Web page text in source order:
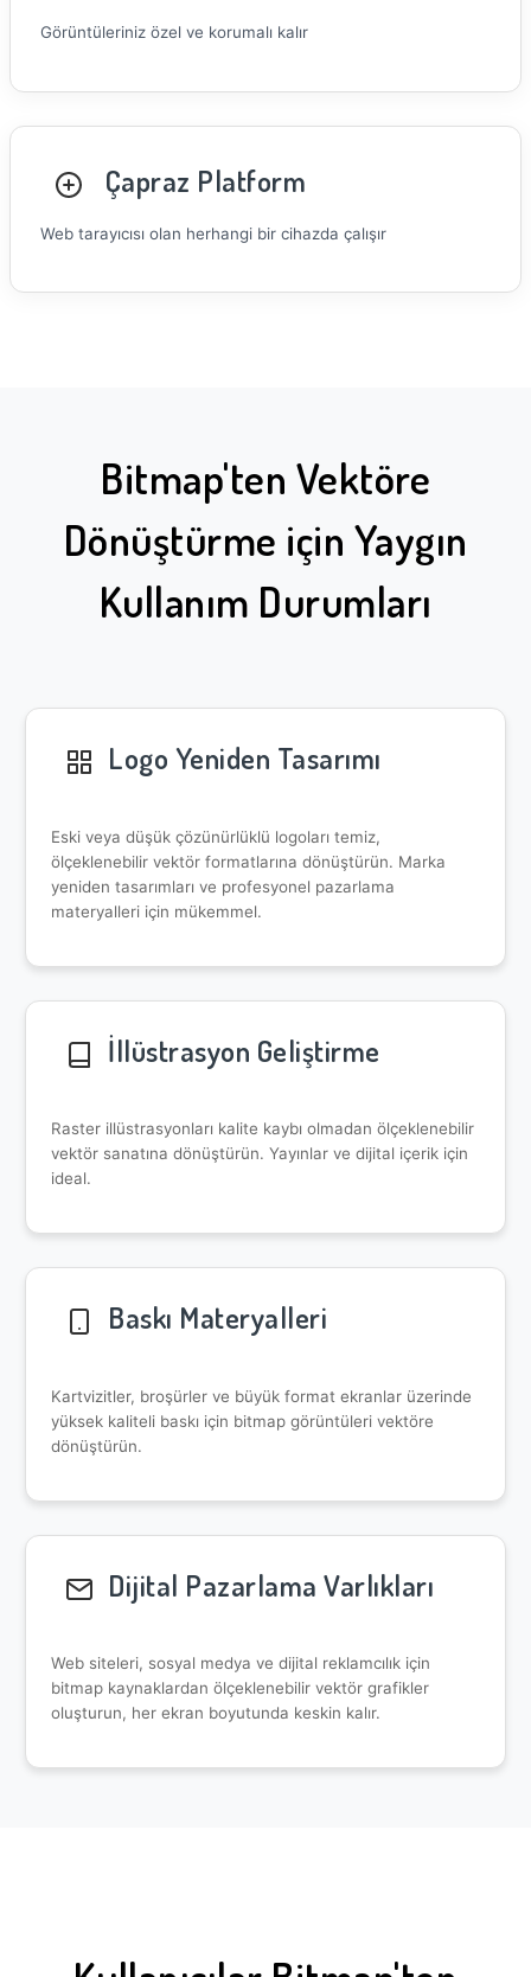
Görüntüleriniz özel ve korumalı kalır
Çapraz Platform
Web tarayıcısı olan herhangi bir cihazda çalışır
Bitmap'ten Vektöre
Dönüştürme için Yaygın
Kullanım Durumları
Logo Yeniden Tasarımı
Eski veya düşük çözünürlüklü logoları temiz,
ölçeklenebilir vektör formatlarına dönüştürün. Marka
yeniden tasarımları ve profesyonel pazarlama
materyalleri için mükemmel.
İllüstrasyon Geliştirme
Raster illüstrasyonları kalite kaybı olmadan ölçeklenebilir
vektör sanatına dönüştürün. Yayınlar ve dijital içerik için
ideal.
Baskı Materyalleri
Kartvizitler, broşürler ve büyük format ekranlar üzerinde
yüksek kaliteli baskı için bitmap görüntüleri vektöre
dönüştürün.
Dijital Pazarlama Varlıkları
Web siteleri, sosyal medya ve dijital reklamcılık için
bitmap kaynaklardan ölçeklenebilir vektör grafikler
oluşturun, her ekran boyutunda keskin kalır.